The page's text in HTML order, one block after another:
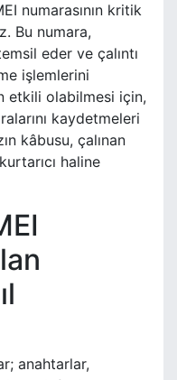
numarasının kritik
Bu numara,
eder ve çalıntı
işlemlerini
etkili olabilmesi için,
kaydetmeleri
kâbusu, çalınan
haline
anahtarlar,